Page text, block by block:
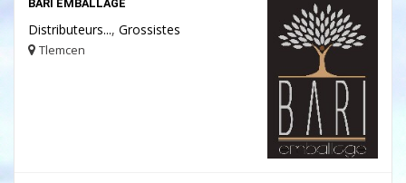
BARI EMBALLAGE
Distributeurs..., Grossistes
Tlemcen